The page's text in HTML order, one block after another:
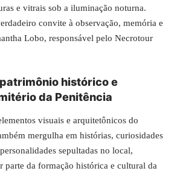
e vitrais sob a iluminação noturna.
convite à observação, memória e
Lobo, responsável pelo Necrotour
histórico e
da Penitência
visuais e arquitetônicos do
mergulha em histórias, curiosidades
sepultadas no local,
parte da formação histórica e cultural da